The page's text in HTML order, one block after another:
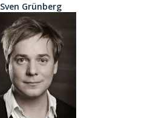
Sven Grünberg